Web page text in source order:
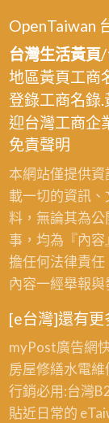
OpenTaiwan
台灣生活黃頁/
地區黃頁工商
登錄工商名錄
迎台灣工商企
免責聲明
本網站僅提供
載一切的資訊
料，無論其為
事，均為『內
擔任何法律責
內容一經舉報
[e台灣]還有
myPost廣告網
房屋修繕水電維
行銷必用:台灣
貼近日常的